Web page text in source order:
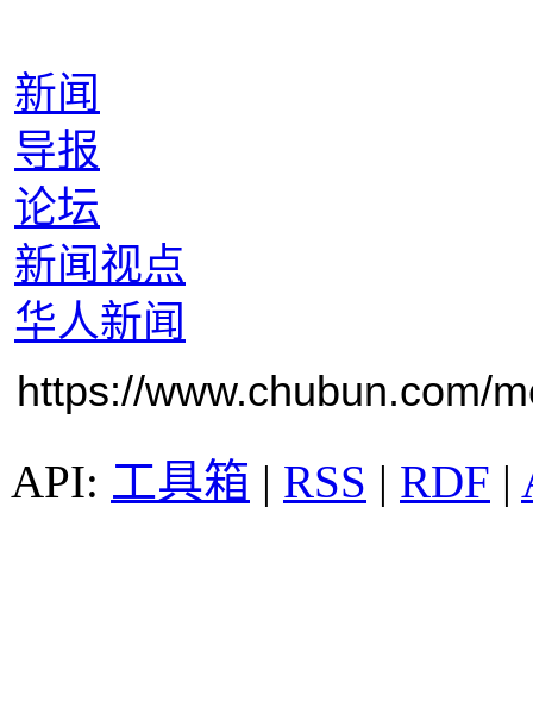
新闻
导报
论坛
新闻视点
华人新闻
https://www.chubun.com/
工具箱 | RSS | RDF |